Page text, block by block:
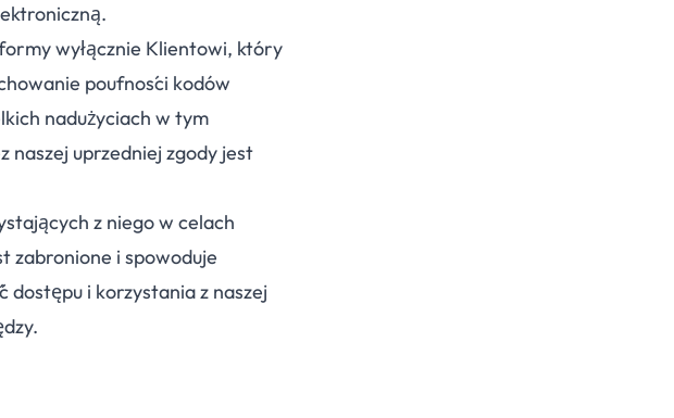
wyłącznie Klientowi, który
poufności kodów
nadużyciach w tym
naszej uprzedniej zgody jest
z niego w celach
zabronione i spowoduje
i korzystania z naszej